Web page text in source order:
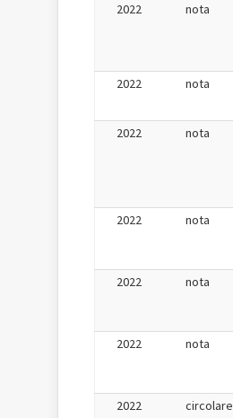
2022 nota
2022 nota
2022 nota
2022 nota
2022 nota
2022 nota
2022 circolare